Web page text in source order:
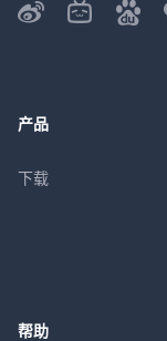
产品
下载
帮助